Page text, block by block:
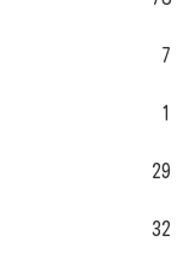
7
1
29
32